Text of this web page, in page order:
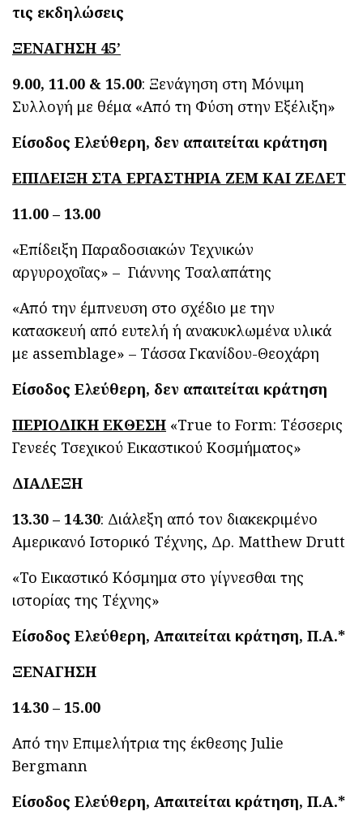
τις εκδηλώσεις
ΞΕΝΑΓΗΣΗ 45’
9.00, 11.00 & 15.00: Ξενάγηση στη Μόνιμη
Συλλογή με θέμα «Από τη Φύση στην Εξέλιξη»
Είσοδος Ελεύθερη, δεν απαιτείται κράτηση
ΕΠΙΔΕΙΞΗ ΣΤΑ ΕΡΓΑΣΤΗΡΙΑ ΖΕΜ ΚΑΙ ΖΕΔΕΤ
11.00 – 13.00
«Επίδειξη Παραδοσιακών Τεχνικών
αργυροχοΐας» – Γιάννης Τσαλαπάτης
«Από την έμπνευση στο σχέδιο με την
κατασκευή από ευτελή ή ανακυκλωμένα υλικά
με assemblage» – Τάσσα Γκανίδου-Θεοχάρη
Είσοδος Ελεύθερη, δεν απαιτείται κράτηση
ΠΕΡΙΟΔΙΚΗ ΕΚΘΕΣΗ «True to Form: Τέσσερις
Γενεές Τσεχικού Εικαστικού Κοσμήματος»
ΔΙΑΛΕΞΗ
13.30 – 14.30: Διάλεξη από τον διακεκριμένο
Αμερικανό Ιστορικό Τέχνης, Δρ. Matthew Drutt
«Το Εικαστικό Κόσμημα στο γίγνεσθαι της
ιστορίας της Τέχνης»
Είσοδος Ελεύθερη, Απαιτείται κράτηση, Π.Α.*
ΞΕΝΑΓΗΣΗ
14.30 – 15.00
Από την Επιμελήτρια της έκθεσης Julie
Bergmann
Είσοδος Ελεύθερη, Απαιτείται κράτηση, Π.Α.*